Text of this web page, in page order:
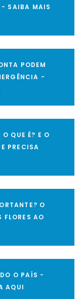
- SAIBA MAIS
PODEM
-
QUE É? E O
PRECISA
O
FLORES AO
O PAÍS -
AQUI